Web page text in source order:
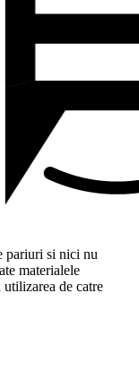
pariuri si nici nu
materialele
de catre